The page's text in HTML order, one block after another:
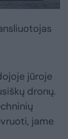
jūroje
dronų.
jame